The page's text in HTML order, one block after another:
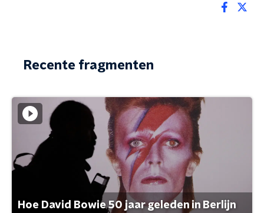
Recente fragmenten
Hoe David Bowie 50 jaar geleden in Berlijn